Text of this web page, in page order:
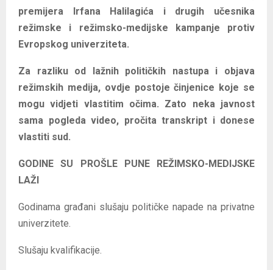
e
o
z
p
i
s
a
premijera Irfana Halilagića i drugih učesnika
režimske i režimsko-medijske kampanje protiv
Evropskog univerziteta.
Za razliku od lažnih političkih nastupa i objava
režimskih medija, ovdje postoje činjenice koje se
mogu vidjeti vlastitim očima. Zato neka javnost
sama pogleda video, pročita transkript i donese
vlastiti sud.
GODINE SU PROŠLE PUNE REŽIMSKO-MEDIJSKE
LAŽI
Godinama građani slušaju političke napade na privatne
univerzitete.
Slušaju kvalifikacije.